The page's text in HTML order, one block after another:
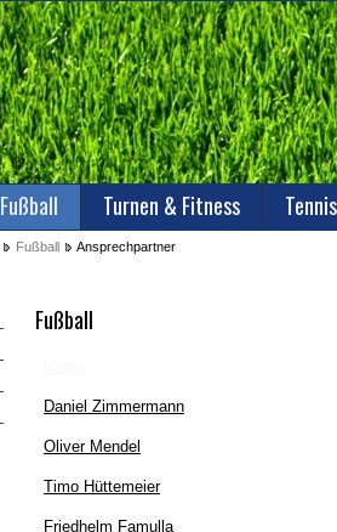
Fußball Turnen & Fitness Tennis
Fußball Ansprechpartner
Fußball
Daniel Zimmermann
Oliver Mendel
Timo Hüttemeier
Friedhelm Famulla